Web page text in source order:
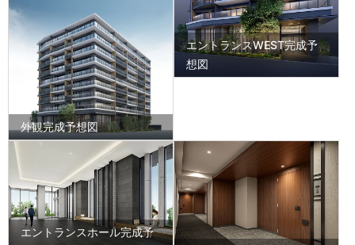
外観完成予想図
エントランスWEST完成予
想図
エントランスホール完成予